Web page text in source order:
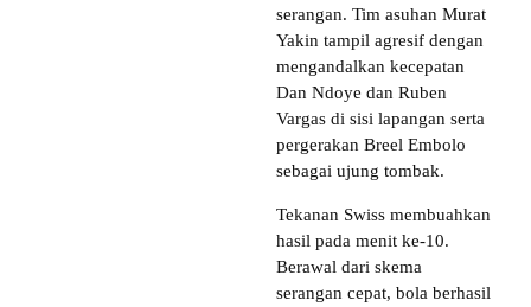
serangan. Tim asuhan Murat
Yakin tampil agresif dengan
mengandalkan kecepatan
Dan Ndoye dan Ruben
Vargas di sisi lapangan serta
pergerakan Breel Embolo
sebagai ujung tombak.
Tekanan Swiss membuahkan
hasil pada menit ke-10.
Berawal dari skema
serangan cepat, bola berhasil